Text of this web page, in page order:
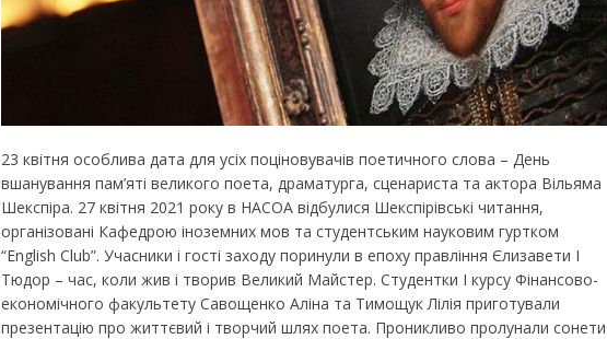
23 квітня особлива дата для усіх поціновувачів поетичного слова – День
вшанування пам’яті великого поета, драматурга, сценариста та актора Вільяма
Шекспіра. 27 квітня 2021 року в НАСОА відбулися Шекспірівські читання,
організовані Кафедрою іноземних мов та студентським науковим гуртком
“English Club”. Учасники і гості заходу поринули в епоху правління Єлизавети І
Тюдор – час, коли жив і творив Великий Майстер. Студентки І курсу Фінансово-
економічного факультету Савощенко Аліна та Тимощук Лілія приготували
презентацію про життєвий і творчий шлях поета. Проникливо пролунали сонети